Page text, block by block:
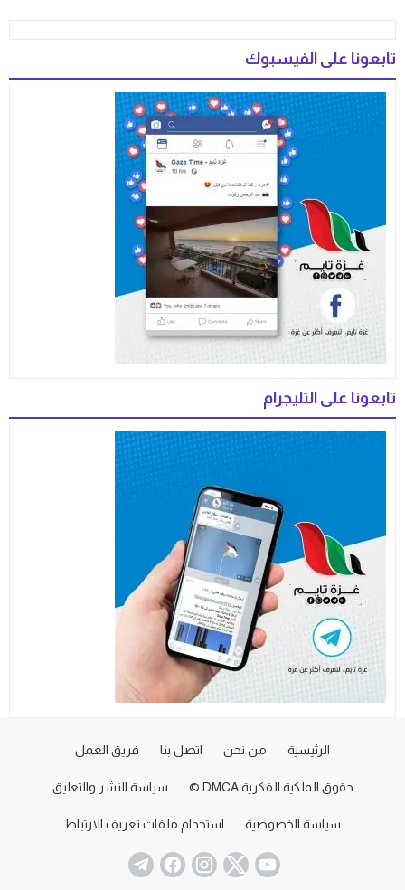
تابعونا على الفيسبوك
تابعونا على التليجرام
الرئيسية من نحن اتصل بنا فريق العمل
حقوق الملكية الفكرية DMCA © سياسة النشر والتعليق
سياسة الخصوصية استخدام ملفات تعريف الارتباط